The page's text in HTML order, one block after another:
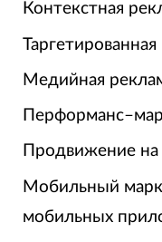
Контекстная
Медийная
Продвижение
Мобильный
мобильных